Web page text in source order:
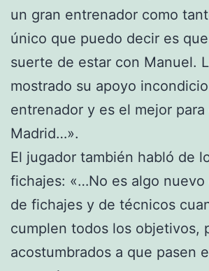
un gran entrenador como
único que puedo decir es
suerte de estar con Manuel.
mostrado su apoyo
entrenador y es el mejor para
Madrid…».
El jugador también habló de
fichajes: «…No es algo nuevo
de fichajes y de técnicos
cumplen todos los objetivos,
acostumbrados a que pasen